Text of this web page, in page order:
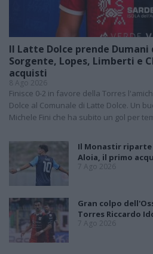
Il Latte Dolce prende Dumani
Sorgente, Lopes, Limberti e
acquisti
8 Ago 2026
Finisce 0-2 in favore della Torres
Dolce al Comunale di Latte Dolce. Un
Michele Fini che ha subito un gol per
Il Monastir riparte
Aloia, il primo
7 Ago 2026
Gran colpo
Torres Riccardo
7 Ago 2026